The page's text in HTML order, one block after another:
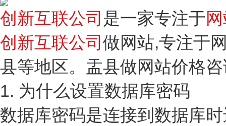
创新互联公司 是一家专注于
创新互联公司 做网站,专注于
县等地区。盂县做网站价格
1. 为什么设置数据库密码
数据库密码是连接到数据库